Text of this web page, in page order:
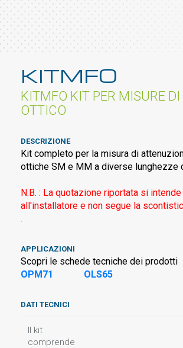
KITMFO
KITMFO KIT PER MISURE DI
OTTICO
DESCRIZIONE
Kit completo per la misura di
ottiche SM e MM a diverse lunghezze
N.B. : La quotazione riportata si
all'installatore e non segue la
.
APPLICAZIONI
Scopri le schede tecniche dei prodotti
OPM71
OLS65
DATI TECNICI
Il kit
comprende